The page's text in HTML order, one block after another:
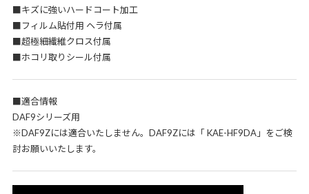
■キズに強いハードコート加工
■フィルム貼付用 ヘラ付属
■超極細繊維クロス付属
■ホコリ取りシール付属
■適合情報
DAF9シリーズ用
※DAF9Zには適合いたしません。DAF9Zには「 KAE-HF9DA」をご検
討お願いいたします。